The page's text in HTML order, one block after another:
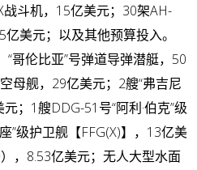
斗机，15亿美元；30架AH-
美元；以及其他预算投入。
“哥伦比亚”号弹道导弹潜艇，50
母舰，29亿美元；2艘“弗吉尼
；1艘DDG-51号“阿利·伯克”级
”级护卫舰【FFG(X)】，13亿美
，8.53亿美元；无人大型水面